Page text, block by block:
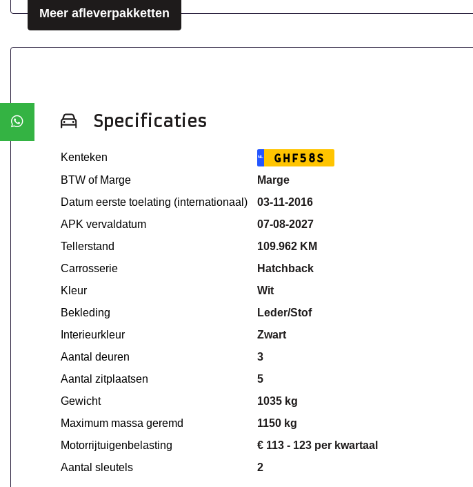
Meer afleverpakketten
Specificaties
Kenteken NL GHF58S
BTW of Marge
Marge
Datum eerste toelating (internationaal)
03-11-2016
APK vervaldatum
07-08-2027
Tellerstand
109.962 KM
Carrosserie
Hatchback
Kleur
Wit
Bekleding
Leder/Stof
Interieurkleur
Zwart
Aantal deuren
3
Aantal zitplaatsen
5
Gewicht
1035 kg
Maximum massa geremd
1150 kg
Motorrijtuigenbelasting
€ 113 - 123 per kwartaal
Aantal sleutels
2